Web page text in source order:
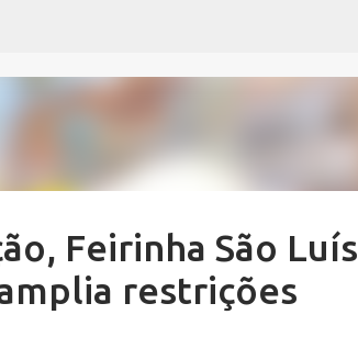
Feirinha São Luís
restrições